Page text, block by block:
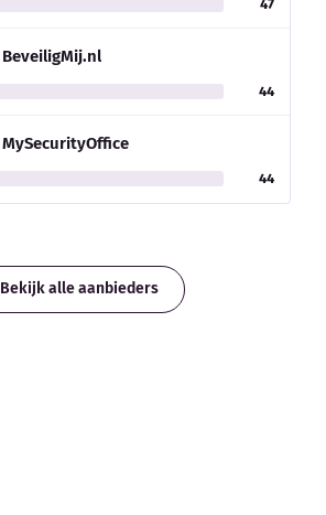
47
BeveiligMij.nl
44
MySecurityOffice
44
Bekijk alle aanbieders